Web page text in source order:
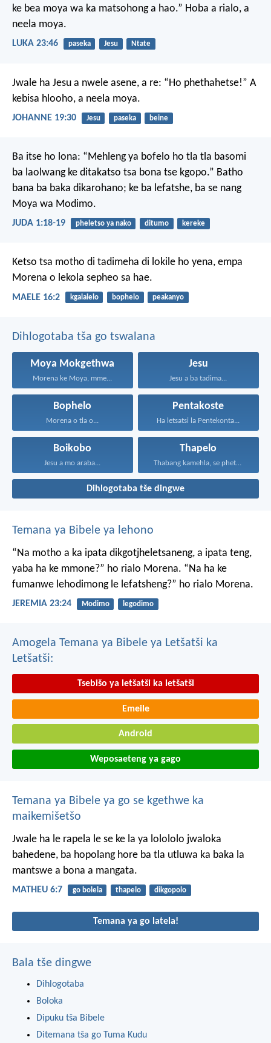
ke bea moya wa ka matsohong a hao.” Hoba a rialo, a
neela moya.
LUKA 23:46 paseka Jesu Ntate
Jwale ha Jesu a nwele asene, a re: “Ho phethahetse!” A
kebisa hlooho, a neela moya.
JOHANNE 19:30 Jesu paseka beine
Ba itse ho lona: “Mehleng ya bofelo ho tla tla basomi
ba laolwang ke ditakatso tsa bona tse kgopo.” Batho
bana ba baka dikarohano; ke ba lefatshe, ba se nang
Moya wa Modimo.
JUDA 1:18-19 pheletso ya nako ditumo kereke
Ketso tsa motho di tadimeha di lokile ho yena, empa
Morena o lekola sepheo sa hae.
MAELE 16:2 kgalalelo bophelo peakanyo
Dihlogotaba tša go tswalana
Moya Mokgethwa
Morena ke Moya, mme...
Jesu
Jesu a ba tadima...
Bophelo
Morena o tla o...
Pentakoste
Ha letsatsi la Pentekonta...
Boikobo
Jesu a mo araba...
Thapelo
Thabang kamehla, se phetseng...
Dihlogotaba tše dingwe
Temana ya Bibele ya lehono
“Na motho a ka ipata dikgotjheletsaneng, a ipata teng,
yaba ha ke mmone?” ho rialo Morena. “Na ha ke
fumanwe lehodimong le lefatsheng?” ho rialo Morena.
JEREMIA 23:24 Modimo legodimo
Amogela Temana ya Bibele ya Letšatši ka
Letšatši:
Tsebišo ya letšatši ka letšatši
Emeile
Android
Weposaeteng ya gago
Temana ya Bibele ya go se kgethwe ka
maikemišetšo
Jwale ha le rapela le se ke la ya lolololo jwaloka
bahedene, ba hopolang hore ba tla utluwa ka baka la
mantswe a bona a mangata.
MATHEU 6:7 go bolela thapelo dikgopolo
Temana ya go latela!
Bala tše dingwe
Dihlogotaba
Boloka
Dipuku tša Bibele
Ditemana tša go Tuma Kudu